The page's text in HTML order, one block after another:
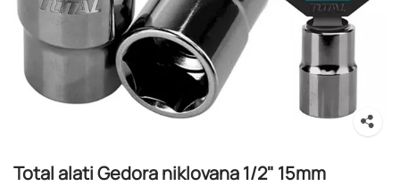
Total alati Gedora niklovana 1/2" 15mm